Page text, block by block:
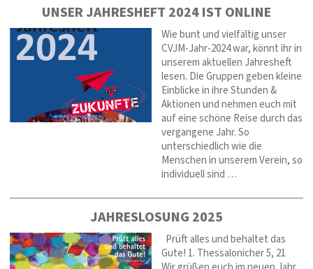
UNSER JAHRESHEFT 2024 IST ONLINE
Wie bunt und vielfältig unser
CVJM-Jahr-2024 war, könnt ihr in
unserem aktuellen Jahresheft
lesen. Die Gruppen geben kleine
Einblicke in ihre Stunden &
Aktionen und nehmen euch mit
auf eine schöne Reise durch das
vergangene Jahr. So
unterschiedlich wie die
Menschen in unserem Verein, so
individuell sind …
JAHRESLOSUNG 2025
Prüft alles und behaltet das
Gute! 1. Thessalonicher 5, 21